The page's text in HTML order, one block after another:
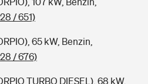
/ 651)
65 kW, Benzin,
/ 676)
TURBO DIESEL), 68 kW,